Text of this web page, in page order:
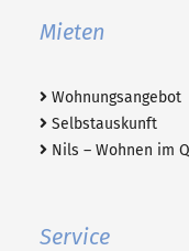
Mieten
Wohnungsangebot
Selbstauskunft
Nils – Wohnen im
Service